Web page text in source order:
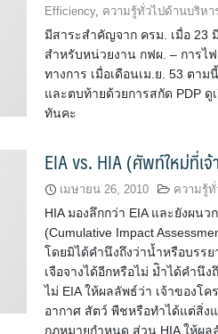
Efficiency, ความรู้ทั่วไปด้านบริหา
มีสาระสำคัญจาก ครม. เมื่อ 23
สำหรับหน่วยงาน กฟผ. – การไ
ทางการ เมื่อเดือนเม.ย. 53 ตาม
และตบท้ายด้วยการสกัด PDP ดู
ทันคะ
EIA vs. HIA (ศัพท์ใหม่ที่เ
เมษายน 26, 2010 ความรู้
HIA มองลึกกว่า EIA และยังผน
(Cumulative Impact
โดยมิได้คำนึงถึงว่าน้ำหรือบรร
เจือจางได้อีกหรือไม่ มิำได้คำ
ไม่ EIA ให้ผลลัพธ์ว่า เจ้าของโ
อากาศ สัตว์ พืชหรือทำได้แต่สิ่ง
กฏหมายกำหนด ส่วน HIA ให้ผล